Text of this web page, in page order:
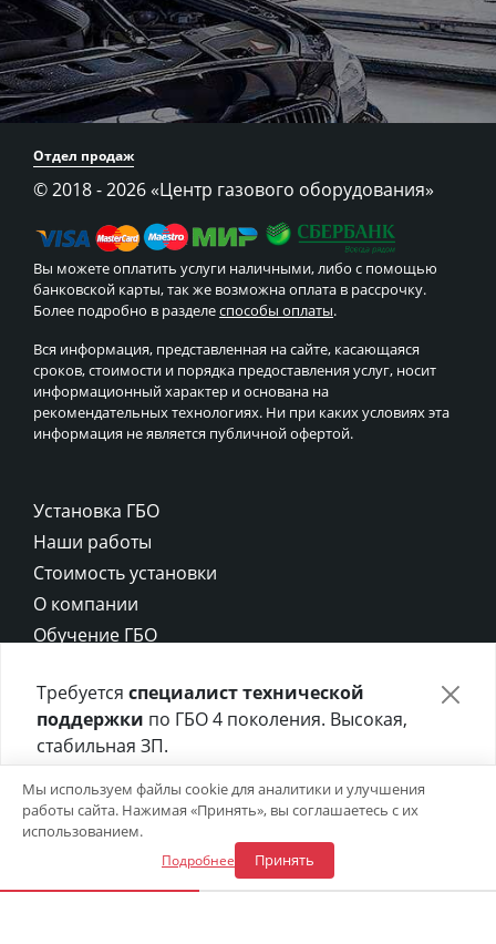
Отдел продаж
© 2018 - 2026 «Центр газового оборудования»
Вы можете оплатить услуги наличными, либо с помощью
банковской карты, так же возможна оплата в рассрочку.
Более подробно в разделеспособы оплаты.
Вся информация, представленная на сайте, касающаяся
сроков, стоимости и порядка предоставления услуг, носит
информационный характер и основана на
рекомендательных технологиях. Ни при каких условиях эта
информация не является публичной офертой.
Установка ГБО
Наши работы
Стоимость установки
О компании
Обучение ГБО
Карта сайта
Политика конфиденциальности
Политика cookie
Мы используем файлы cookie для аналитики и улучшения
работы сайта. Нажимая «Принять», вы соглашаетесь с их
использованием.
Подробнее Принять
Требуется специалист технической
поддержки по ГБО 4 поколения. Высокая,
стабильная ЗП.
Отправьте своё резюме в форме ниже 👇
Откликнуться на вакансию